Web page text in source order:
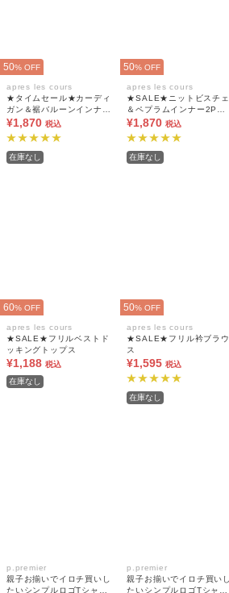
50% OFF
apres les cours
★タイムセール★カーディ
ガン＆裾バルーンインナー
2Pセット
¥1,870 税込
在庫なし
50% OFF
apres les cours
★SALE★ニットビスチェ
＆ペプラムインナー2Pセ
ット_マシンウォッシャブ
ル
¥1,870 税込
在庫なし
60% OFF
apres les cours
★SALE★フリルベストド
ッキングトップス
¥1,188 税込
在庫なし
50% OFF
apres les cours
★SALE★フリル衿ブラウ
ス
¥1,595 税込
在庫なし
p.premier
親子お揃いでイロチ買いし
たいシンプルロゴTシャツ
p.premier
親子お揃いでイロチ買いし
たいシンプルロゴTシャツ